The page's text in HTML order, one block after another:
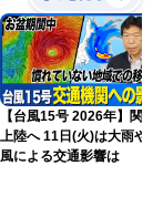
【台風15号 2026年】関
上陸へ 11日(火)は大雨や
風による交通影響は